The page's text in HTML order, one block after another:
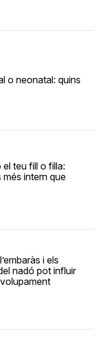
o neonatal: quins
el teu fill o filla:
més intern que
i els
nadó pot influir